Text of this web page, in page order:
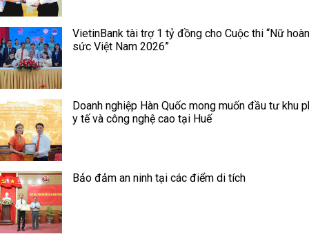
VietinBank tài trợ 1 tỷ đồng cho Cuộc thi “Nữ
sức Việt Nam 2026”
Doanh nghiệp Hàn Quốc mong muốn đầu tư khu
y tế và công nghệ cao tại Huế
Bảo đảm an ninh tại các điểm di tích